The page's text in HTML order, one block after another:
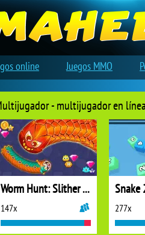
- multijugador en
Worm Hunt: Slither Snake
147x
Snake
277x
online Juegos MMO